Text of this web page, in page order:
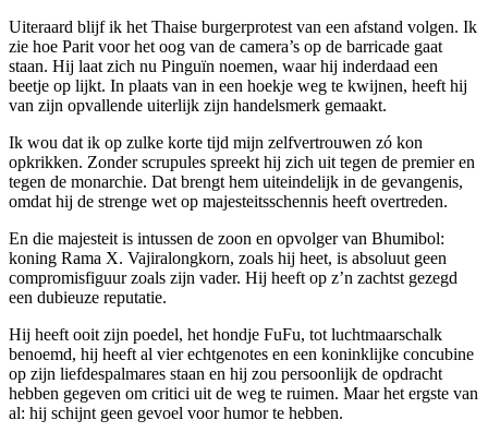
Uiteraard blijf ik het Thaise burgerprotest van een afstand volgen. Ik
zie hoe Parit voor het oog van de camera’s op de barricade gaat
staan. Hij laat zich nu Pinguïn noemen, waar hij inderdaad een
beetje op lijkt. In plaats van in een hoekje weg te kwijnen, heeft hij
van zijn opvallende uiterlijk zijn handelsmerk gemaakt.
Ik wou dat ik op zulke korte tijd mijn zelfvertrouwen zó kon
opkrikken. Zonder scrupules spreekt hij zich uit tegen de premier en
tegen de monarchie. Dat brengt hem uiteindelijk in de gevangenis,
omdat hij de strenge wet op majesteitsschennis heeft overtreden.
En die majesteit is intussen de zoon en opvolger van Bhumibol:
koning Rama X. Vajiralongkorn, zoals hij heet, is absoluut geen
compromisfiguur zoals zijn vader. Hij heeft op z’n zachtst gezegd
een dubieuze reputatie.
Hij heeft ooit zijn poedel, het hondje FuFu, tot luchtmaarschalk
benoemd, hij heeft al vier echtgenotes en een koninklijke concubine
op zijn liefdespalmares staan en hij zou persoonlijk de opdracht
hebben gegeven om critici uit de weg te ruimen. Maar het ergste van
al: hij schijnt geen gevoel voor humor te hebben.